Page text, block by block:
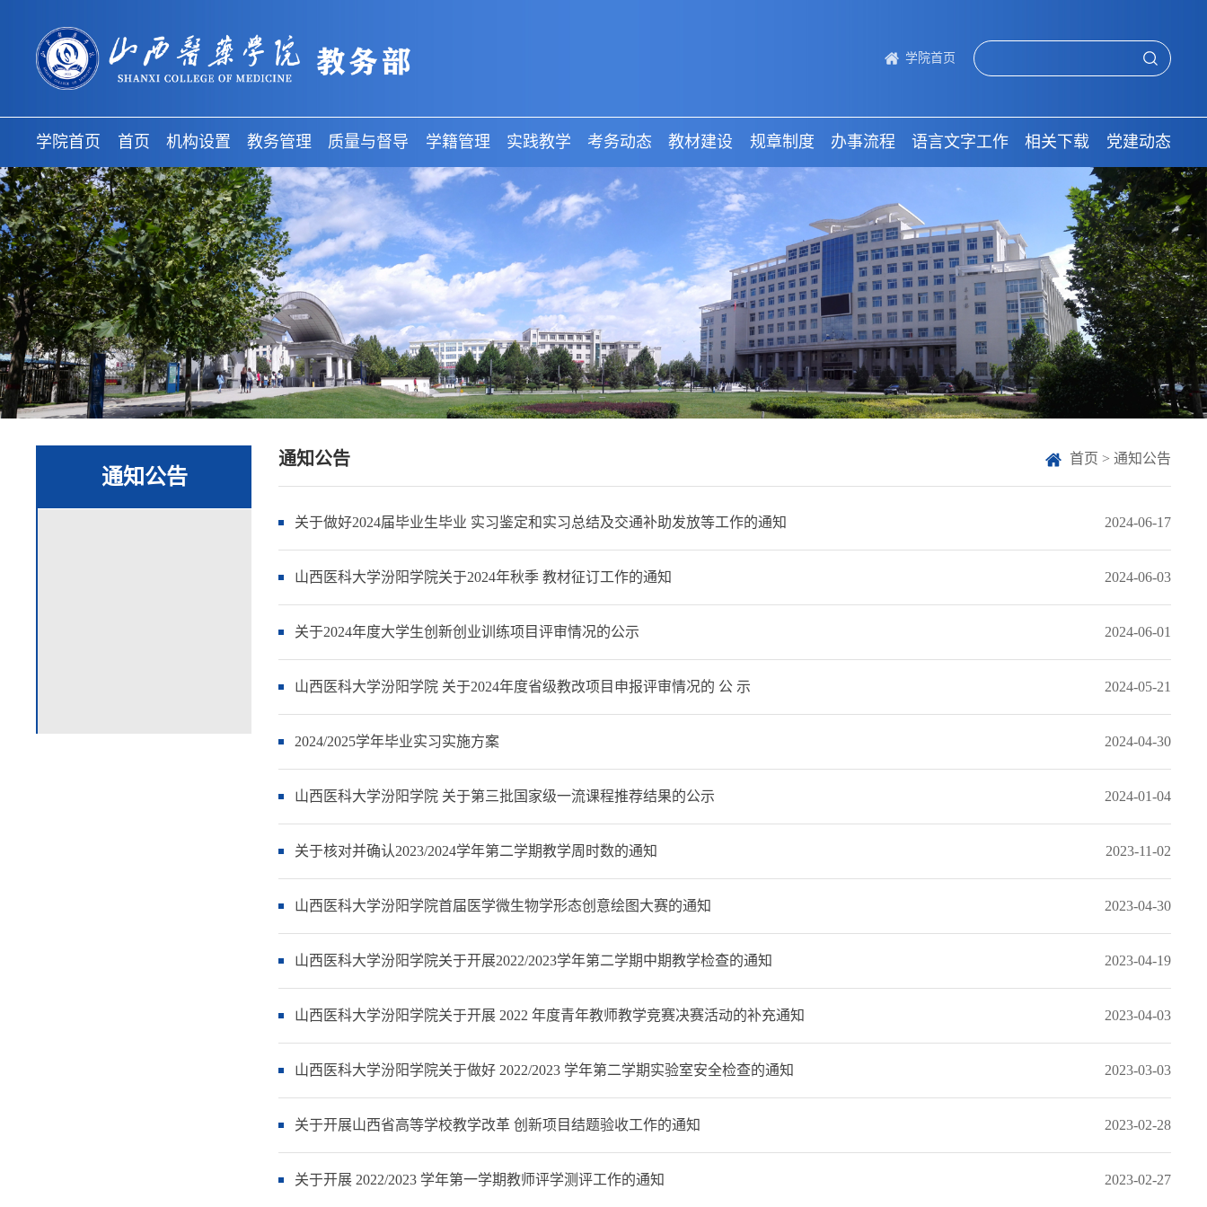
学院首页
学院首页 首页 机构设置 教务管理 质量与督导 学籍管理 实践教学 考务动态 教材建设 规章制度 办事流程 语言文字工作 相关下载 党建动态
通知公告
通知公告 首页 > 通知公告
关于做好2024届毕业生毕业 实习鉴定和实习总结及交通补助发放等工作的通知 2024-06-17
山西医科大学汾阳学院关于2024年秋季 教材征订工作的通知 2024-06-03
关于2024年度大学生创新创业训练项目评审情况的公示 2024-06-01
山西医科大学汾阳学院 关于2024年度省级教改项目申报评审情况的 公 示 2024-05-21
2024/2025学年毕业实习实施方案 2024-04-30
山西医科大学汾阳学院 关于第三批国家级一流课程推荐结果的公示 2024-01-04
关于核对并确认2023/2024学年第二学期教学周时数的通知 2023-11-02
山西医科大学汾阳学院首届医学微生物学形态创意绘图大赛的通知 2023-04-30
山西医科大学汾阳学院关于开展2022/2023学年第二学期中期教学检查的通知 2023-04-19
山西医科大学汾阳学院关于开展 2022 年度青年教师教学竞赛决赛活动的补充通知 2023-04-03
山西医科大学汾阳学院关于做好 2022/2023 学年第二学期实验室安全检查的通知 2023-03-03
关于开展山西省高等学校教学改革 创新项目结题验收工作的通知 2023-02-28
关于开展 2022/2023 学年第一学期教师评学测评工作的通知 2023-02-27